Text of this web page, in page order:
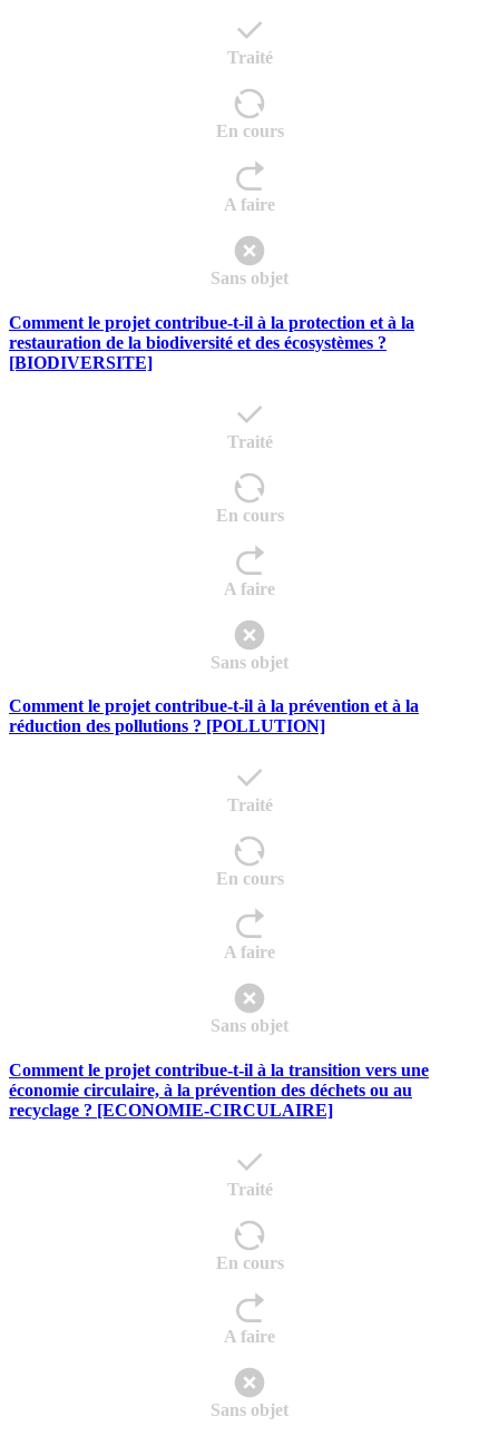
Traité
En cours
A faire
Sans objet
Comment le projet contribue-t-il à la protection et à la
restauration de la biodiversité et des écosystèmes ?
[BIODIVERSITE]
Traité
En cours
A faire
Sans objet
Comment le projet contribue-t-il à la prévention et à la
réduction des pollutions ? [POLLUTION]
Traité
En cours
A faire
Sans objet
Comment le projet contribue-t-il à la transition vers une
économie circulaire, à la prévention des déchets ou au
recyclage ? [ECONOMIE-CIRCULAIRE]
Traité
En cours
A faire
Sans objet